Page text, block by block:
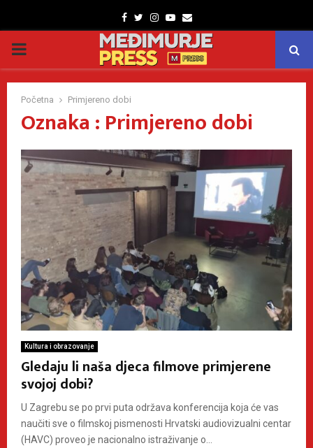
Facebook
TwitterInstagram
Youtube
Email
PRIMARY
MENU
Početna Primjereno dobi
Oznaka : Primjereno dobi
Kultura i obrazovanje
Gledaju li naša djeca filmove primjerene
svojoj dobi?
U Zagrebu se po prvi puta održava konferencija koja će vas
naučiti sve o filmskoj pismenosti Hrvatski audiovizualni centar
(HAVC) proveo je nacionalno istraživanje o...